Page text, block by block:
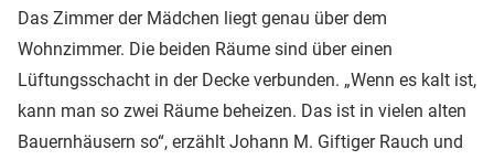
Das Zimmer der Mädchen liegt genau über dem
Wohnzimmer. Die beiden Räume sind über einen
Lüftungsschacht in der Decke verbunden. „Wenn es kalt ist,
kann man so zwei Räume beheizen. Das ist in vielen alten
Bauernhäusern so“, erzählt Johann M. Giftiger Rauch und